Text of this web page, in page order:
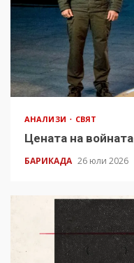
АНАЛИЗИ СВЯТ
Цената на войната
БАРИКАДА 26 юли 2026